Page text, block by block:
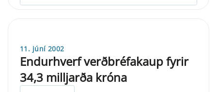
11. júní 2002
Endurhverf verðbréfakaup fyrir
34,3 milljarða króna